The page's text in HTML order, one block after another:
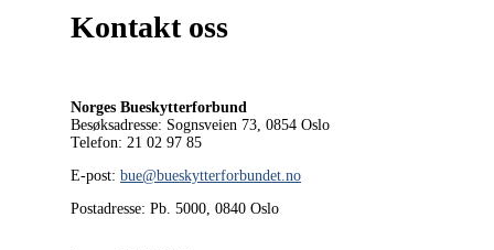
Kontakt oss
Norges Bueskytterforbund
Besøksadresse: Sognsveien 73, 0854 Oslo
Telefon: 21 02 97 85
E-post: bue@bueskytterforbundet.no
Postadresse: Pb. 5000, 0840 Oslo